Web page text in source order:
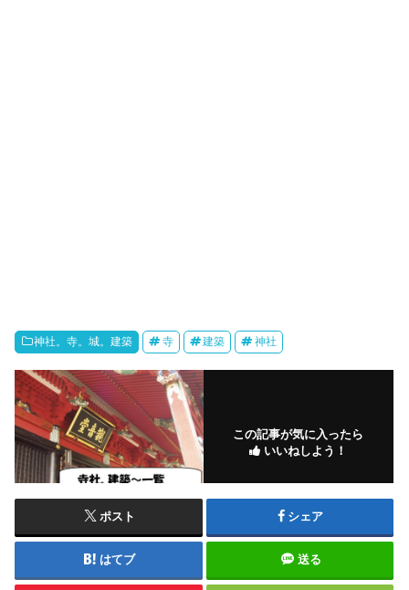
神社。寺。城。建築 寺 建築 神社
この記事が気に入ったら
いいねしよう！
ポスト シェア
はてブ 送る